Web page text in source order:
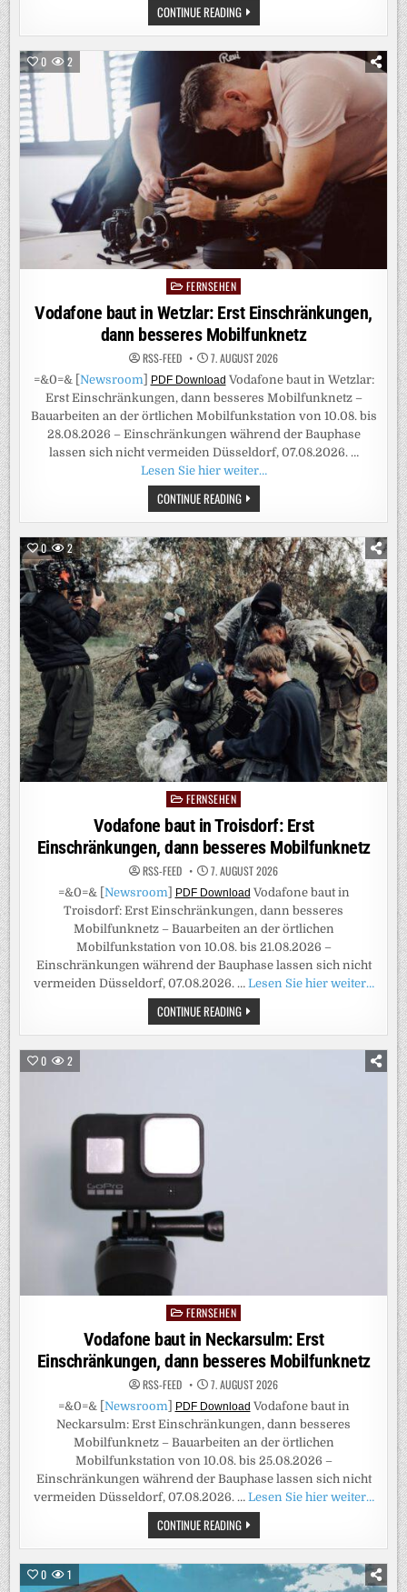
CONTINUE READINGVODAFONE
BAUT
IN
ERST
EINSCHRÄNKUNGEN,
BESSERES
MOBILFUNKNETZ
0 2
Posted
in
FERNSEHEN
Vodafone baut in Wetzlar: Erst Einschränkungen,
dann besseres Mobilfunknetz
RSS-FEED 7. AUGUST 2026
=&0=& [ Newsroom] PDF Download Vodafone baut in Wetzlar:
Erst Einschränkungen, dann besseres Mobilfunknetz –
Bauarbeiten an der örtlichen Mobilfunkstation von 10.08. bis
28.08.2026 – Einschränkungen während der Bauphase
lassen sich nicht vermeiden Düsseldorf, 07.08.2026. …
Lesen Sie hier weiter…
CONTINUE READINGVODAFONE
BAUT
IN
WETZLAR:
ERST
EINSCHRÄNKUNGEN,
DANN
BESSERES
MOBILFUNKNETZ
0 2
Posted
in
FERNSEHEN
Vodafone baut in Troisdorf: Erst
Einschränkungen, dann besseres Mobilfunknetz
RSS-FEED 7. AUGUST 2026
=&0=& [ Newsroom] PDF Download Vodafone baut in
Troisdorf: Erst Einschränkungen, dann besseres
Mobilfunknetz – Bauarbeiten an der örtlichen
Mobilfunkstation von 10.08. bis 21.08.2026 –
Einschränkungen während der Bauphase lassen sich nicht
vermeiden Düsseldorf, 07.08.2026. … Lesen Sie hier weiter…
CONTINUE READINGVODAFONE
BAUT
IN
TROISDORF:
0 2
PostedFERNSEHEN
Vodafone baut in Neckarsulm: Erst
Einschränkungen, dann besseres Mobilfunknetz
RSS-FEED 7. AUGUST 2026
=&0=& [Newsroom] PDF Download Vodafone baut in
Neckarsulm: Erst Einschränkungen, dann besseres
Mobilfunknetz – Bauarbeiten an der örtlichen
Mobilfunkstation von 10.08. bis 25.08.2026 –
Einschränkungen während der Bauphase lassen sich nicht
vermeiden Düsseldorf, 07.08.2026. … Lesen Sie hier weiter…
CONTINUE READINGVODAFONE
BAUT
IN
EINSCHRÄNKUNGEN,
0 1